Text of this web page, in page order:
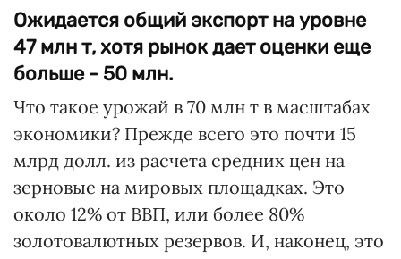
Ожидается общий экспорт на уровне
47 млн т, хотя рынок дает оценки еще
больше - 50 млн.
Что такое урожай в 70 млн т в масштабах
экономики? Прежде всего это почти 15
млрд долл. из расчета средних цен на
зерновые на мировых площадках. Это
около 12% от ВВП, или более 80%
золотовалютных резервов. И, наконец, это